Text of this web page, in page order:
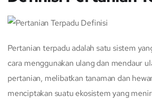
Pertanian terpadu adalah satu sistem
cara menggunakan ulang dan mendaur
pertanian, melibatkan tanaman dan
menciptakan suatu ekosistem yang